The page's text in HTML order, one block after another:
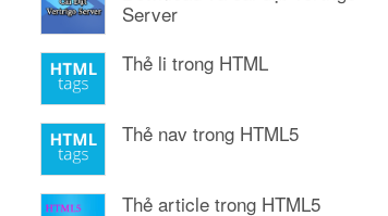
Server
Thẻ li trong HTML
Thẻ nav trong HTML5
Thẻ article trong HTML5